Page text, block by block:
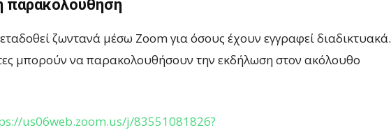
παρακολούθηση
ζωντανά μέσω Zoom για όσους έχουν εγγραφεί διαδικτυακά.
μπορούν να παρακολουθήσουν την εκδήλωση στον ακόλουθο
us06web.zoom.us/j/83551081826?